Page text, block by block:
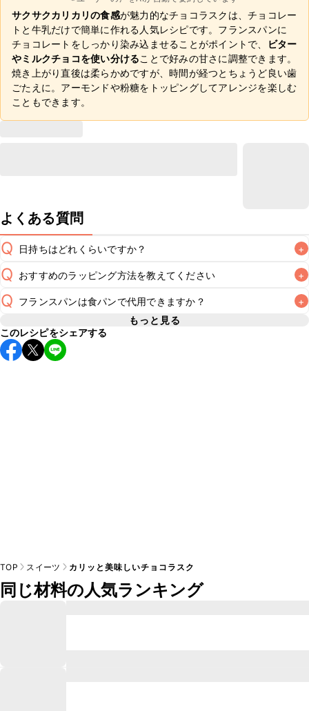
サクサクカリカリの食感が魅力的なチョコラスクは、チョコレー
トと牛乳だけで簡単に作れる人気レシピです。フランスパンに
チョコレートをしっかり染み込ませることがポイントで、
ビター
やミルクチョコを使い分けることで好みの甘さに調整できます。
焼き上がり直後は柔らかめですが、時間が経つとちょうど良い歯
ごたえに。アーモンドや粉糖をトッピングしてアレンジを楽しむ
こともできます。
よくある質問
Q 日持ちはどれくらいですか？ +
A
常温保存で2~3日が目安です。室温が高い場合はチョコレー
トが溶けてしまうため、冷蔵庫で保管することをおすすめい
Q おすすめのラッピング方法を教えてください +
A
Q フランスパンは食パンで代用できますか？ +
A 仕上がりの食感は変わりますが、フランスパンは食パンで代
もっと見る
このレシピをシェアする
TOP スイーツ カリッと美味しいチョコラスク
同じ材料の人気ランキング